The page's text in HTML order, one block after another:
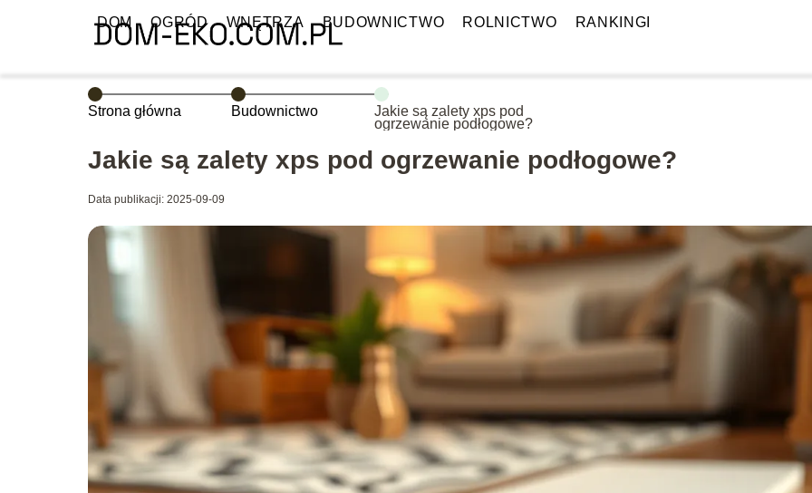
DOM OGRÓD WNĘTRZA BUDOWNICTWO ROLNICTWO RANKINGI
Strona główna Budownictwo
Jakie są zalety xps pod
ogrzewanie podłogowe?
Jakie są zalety xps pod ogrzewanie podłogowe?
Data publikacji: 2025-09-09